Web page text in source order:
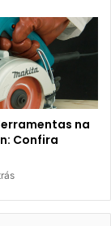
na
Confira